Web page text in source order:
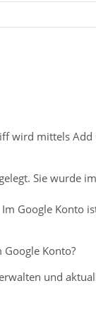
wird mittels Add
Sie wurde
Google Konto
Konto?
und